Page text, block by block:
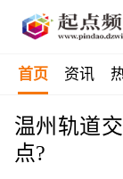
首页 资讯
温州轨道
点?